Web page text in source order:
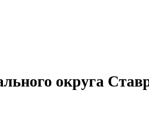
округа